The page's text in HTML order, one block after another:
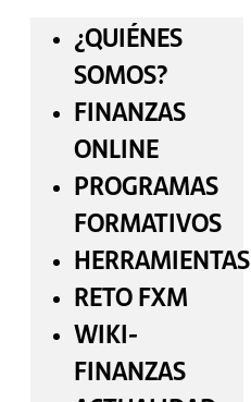
¿QUIÉNES
SOMOS?
FINANZAS
ONLINE
PROGRAMAS
FORMATIVOS
HERRAMIENTAS
RETO FXM
WIKI-
FINANZAS